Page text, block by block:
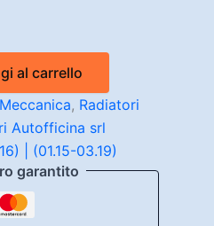
al carrello
Meccanica, Radiatori
Autofficina srl
| (01.15-03.19)
garantito